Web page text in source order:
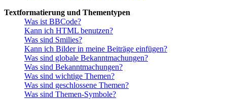
Textformatierung und Thementypen
Was ist BBCode?
Kann ich HTML benutzen?
Was sind Smilies?
Kann ich Bilder in meine Beiträge einfügen?
Was sind globale Bekanntmachungen?
Was sind Bekanntmachungen?
Was sind wichtige Themen?
Was sind geschlossene Themen?
Was sind Themen-Symbole?